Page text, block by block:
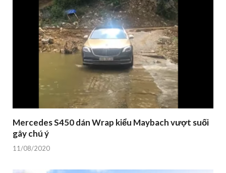
Mercedes S450 dán Wrap kiểu Maybach vượt suối
gây chú ý
11/08/2020